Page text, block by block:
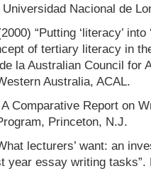
Nacional de
“Putting ‘literacy’
of tertiary literacy in
la Australian Council for
Australia, ACAL.
Comparative Report on
Princeton, N.J.
lecturers’ want: an
year essay writing tasks”.